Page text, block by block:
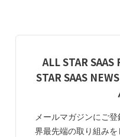
ALL STAR
STAR SAAS
メールマガジンにご
界最先端の取り組みを